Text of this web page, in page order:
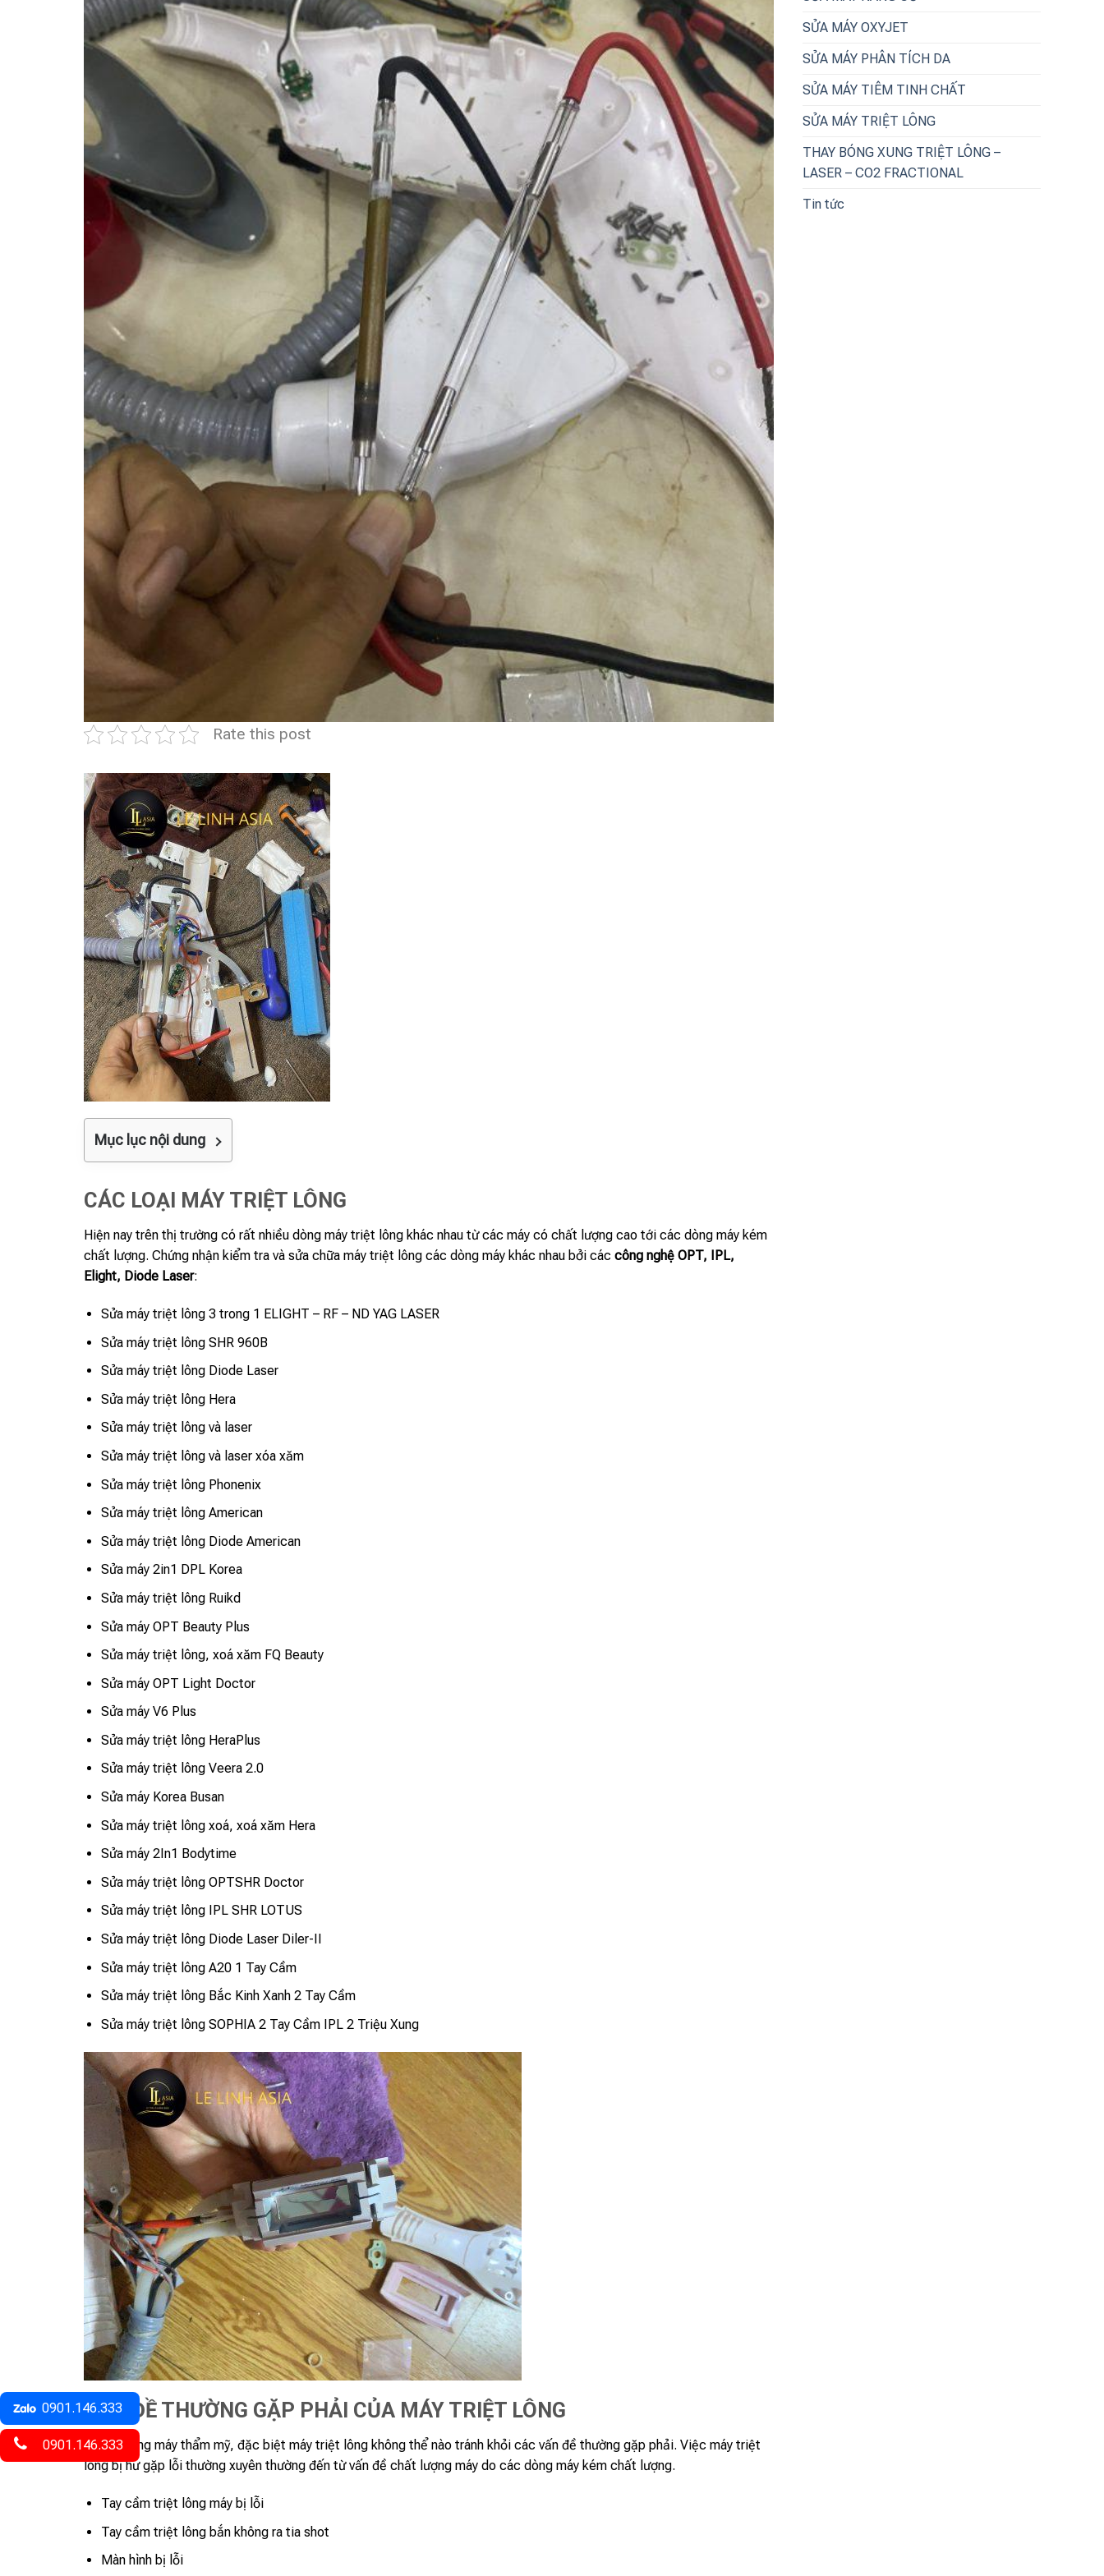
Rate this post
Mục lục nội dung
CÁC LOẠI MÁY TRIỆT LÔNG
Hiện nay trên thị trường có rất nhiều dòng máy triệt lông khác nhau từ các máy có chất lượng cao tới các dòng máy kém
chất lượng. Chứng nhận kiểm tra và sửa chữa máy triệt lông các dòng máy khác nhau bởi các công nghệ OPT, IPL,
Elight, Diode Laser:
Sửa máy triệt lông 3 trong 1 ELIGHT – RF – ND YAG LASER
Sửa máy triệt lông SHR 960B
Sửa máy triệt lông Diode Laser
Sửa máy triệt lông Hera
Sửa máy triệt lông và laser
Sửa máy triệt lông và laser xóa xăm
Sửa máy triệt lông Phonenix
Sửa máy triệt lông American
Sửa máy triệt lông Diode American
Sửa máy 2in1 DPL Korea
Sửa máy triệt lông Ruikd
Sửa máy OPT Beauty Plus
Sửa máy triệt lông, xoá xăm FQ Beauty
Sửa máy OPT Light Doctor
Sửa máy V6 Plus
Sửa máy triệt lông HeraPlus
Sửa máy triệt lông Veera 2.0
Sửa máy Korea Busan
Sửa máy triệt lông xoá, xoá xăm Hera
Sửa máy 2In1 Bodytime
Sửa máy triệt lông OPTSHR Doctor
Sửa máy triệt lông IPL SHR LOTUS
Sửa máy triệt lông Diode Laser Diler-II
Sửa máy triệt lông A20 1 Tay Cầm
Sửa máy triệt lông Bắc Kinh Xanh 2 Tay Cầm
Sửa máy triệt lông SOPHIA 2 Tay Cầm IPL 2 Triệu Xung
VẤN ĐỀ THƯỜNG GẶP PHẢI CỦA MÁY TRIỆT LÔNG
Khi sử dụng máy thẩm mỹ, đặc biệt máy triệt lông không thể nào tránh khỏi các vấn đề thường gặp phải. Việc máy triệt
lông bị hư gặp lỗi thường xuyên thường đến từ vấn đề chất lượng máy do các dòng máy kém chất lượng.
Tay cầm triệt lông máy bị lỗi
Tay cầm triệt lông bắn không ra tia shot
Màn hình bị lỗi
SỬA MÁY OXYJET
SỬA MÁY PHÂN TÍCH DA
SỬA MÁY TIÊM TINH CHẤT
SỬA MÁY TRIỆT LÔNG
THAY BÓNG XUNG TRIỆT LÔNG –
LASER – CO2 FRACTIONAL
Tin tức
0901.146.333
0901.146.333